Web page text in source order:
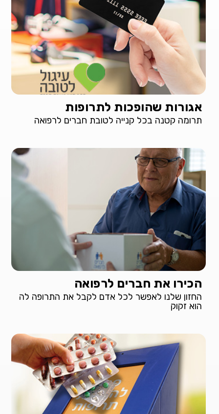
אגורות שהופכות לתרופות
תרומה קטנה בכל קנייה לטובת חברים לרפואה
הכירו את חברים לרפואה
החזון שלנו לאפשר לכל אדם לקבל את התרופה לה
הוא זקוק